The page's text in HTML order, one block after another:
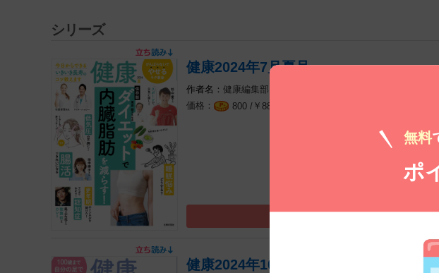
シリーズ
健康2024年7月夏号
健康編集部
800 / ￥ 880
健康2024年10月秋号
無料
ポ